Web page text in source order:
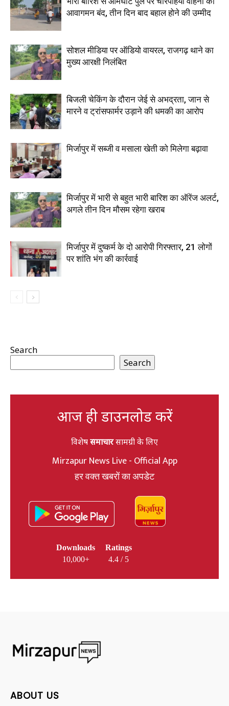
आवागमन बंद, तीन दिन बाद बहाल होने की उम्मीद
सोशल मीडिया पर ऑडियो वायरल, राजगढ़ थाने का
मुख्य आरक्षी निलंबित
बिजली चेकिंग के दौरान जेई से अभद्रता, जान से
मारने व ट्रांसफार्मर उड़ाने की धमकी का आरोप
मिर्जापुर में सब्जी व मसाला खेती को मिलेगा बढ़ावा
मिर्जापुर में भारी से बहुत भारी बारिश का ऑरेंज अलर्ट,
अगले तीन दिन मौसम रहेगा खराब
मिर्जापुर में दुष्कर्म के दो आरोपी गिरफ्तार, 21 लोगों
पर शांति भंग की कार्रवाई
Search
Search
आज ही डाउनलोड करें
विशेषसमाचारसामग्री के लिए
Mirzapur News Live - Official App
हर वक्त खबरों का अपडेट
Downloads
10,000+
Ratings
4.4 / 5
ABOUT US